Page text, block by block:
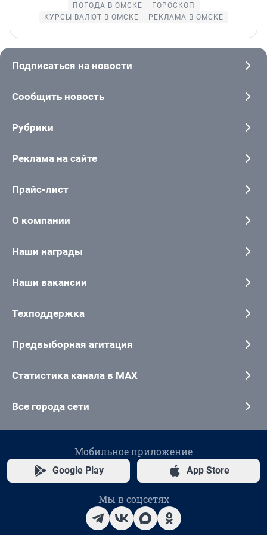
ПОГОДА В ОМСКЕ
ГОРОСКОП
КУРСЫ ВАЛЮТ В ОМСКЕ
РЕКЛАМА В ОМСКЕ
Подписаться на новости
Сообщить новость
Рубрики
Реклама на сайте
Прайс-лист
О компании
Наши награды
Наши вакансии
Техподдержка
Предвыборная агитация
Статистика канала в MAX
Все города сети
Мобильное приложение
Google Play App Store
Мы в соцсетях